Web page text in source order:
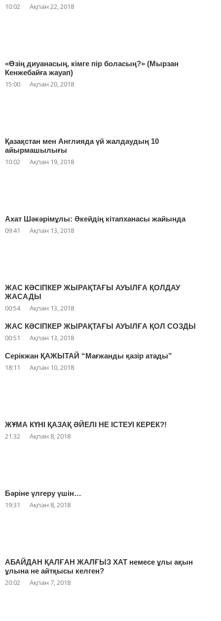
10:02 Ақпан 22, 2018
«Өзің диуанасың, кімге пір боласың?» (Мырзан
Кенжебайға жауап)
15:00 Ақпан 20, 2018
Қазақстан мен Англияда үй жалдаудың 10
айырмашылығы
10:02 Ақпан 19, 2018
Ахат Шәкәрімұлы: Әкейдің кітапханасы жайында
09:41 Ақпан 13, 2018
ЖАС КӘСІПКЕР ЖЫРАҚТАҒЫ АУЫЛҒА ҚОЛДАУ
ЖАСАДЫ
00:54 Ақпан 13, 2018
ЖАС КӘСІПКЕР ЖЫРАҚТАҒЫ АУЫЛҒА ҚОЛ СОЗДЫ
00:51 Ақпан 13, 2018
Серікжан ҚАЖЫТАЙ “Мағжанды қазір атады”
18:11 Ақпан 10, 2018
ЖҰМА КҮНІ ҚАЗАҚ ӘЙЕЛІ НЕ ІСТЕУІ КЕРЕК?!
21:32 Ақпан 8, 2018
Бәріне үлгеру үшін…
19:31 Ақпан 8, 2018
АБАЙДАН ҚАЛҒАН ЖАЛҒЫЗ ХАТ немесе ұлы ақын
ұлына не айтқысы келген?
20:02 Ақпан 7, 2018